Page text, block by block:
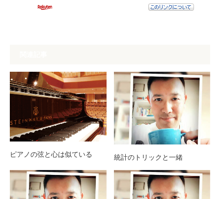
ピアノの弦と心は似ている 統計のトリックと一緒